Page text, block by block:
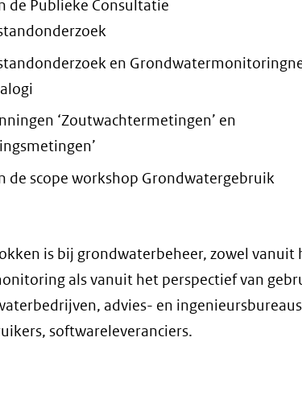
de Publieke Consultatie
en
‘Zoutwachtermetingen’ en
de scope workshop Grondwatergebruik
is bij grondwaterbeheer, zowel vanuit
als vanuit het perspectief van
advies- en
softwareleveranciers.